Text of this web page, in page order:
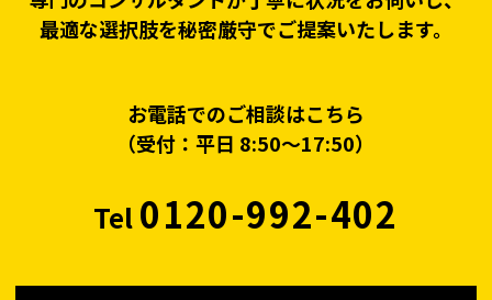
最適な選択肢を秘密厳守でご提案いたします。
お電話でのご相談はこちら
（受付：平日 8:50〜17:50）
Tel0120-992-402